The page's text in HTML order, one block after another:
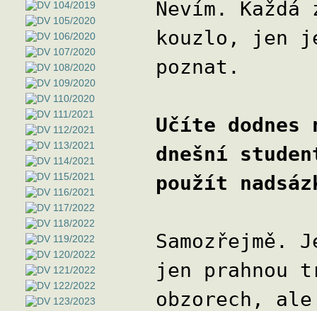
Nevím. Každá
kouzlo, jen
poznat.
Učíte
dnešní
použít
Samozřejmě.
jen prahnou
obzorech,